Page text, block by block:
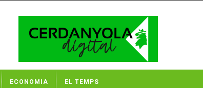
ECONOMIA EL TEMPS